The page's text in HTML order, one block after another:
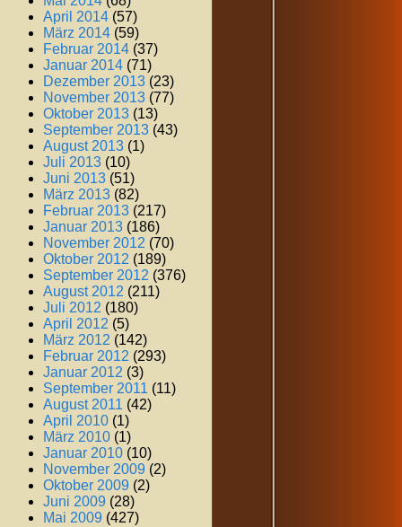
April 2014 (57)
März 2014 (59)
Februar 2014 (37)
Januar 2014 (71)
Dezember 2013 (23)
November 2013 (77)
Oktober 2013 (13)
September 2013 (43)
August 2013 (1)
Juli 2013 (10)
Juni 2013 (51)
März 2013 (82)
Februar 2013 (217)
Januar 2013 (186)
November 2012 (70)
Oktober 2012 (189)
September 2012 (376)
August 2012 (211)
Juli 2012 (180)
April 2012 (5)
März 2012 (142)
Februar 2012 (293)
Januar 2012 (3)
September 2011 (11)
August 2011 (42)
April 2010 (1)
März 2010 (1)
Januar 2010 (10)
November 2009 (2)
Oktober 2009 (2)
Juni 2009 (28)
Mai 2009 (427)